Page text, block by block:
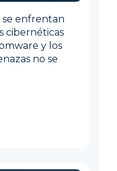
se enfrentan
cibernéticas
y los
no se